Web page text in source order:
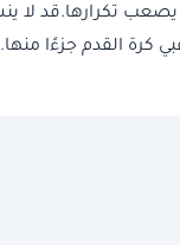
تكرارها.قد لا
القدم جزءًا منها.